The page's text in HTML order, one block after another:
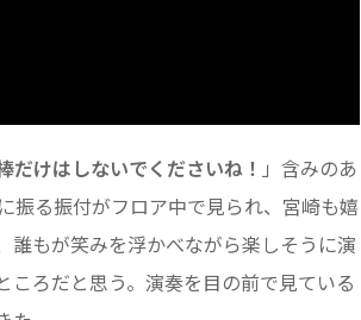
だけはしないでくださいね！ 」含みのあ
振る振付がフロア中で見られ、宮崎も嬉
誰もが笑みを浮かべながら楽しそうに演
ろだと思う。演奏を目の前で見ている